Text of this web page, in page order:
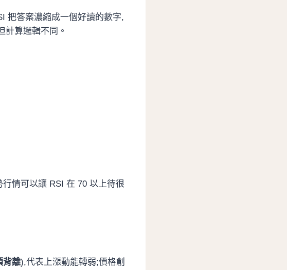
把答案濃縮成一個好讀的數字,
計算邏輯不同。
行情可以讓 RSI 在 70 以上待很
背離),代表上漲動能轉弱;價格創